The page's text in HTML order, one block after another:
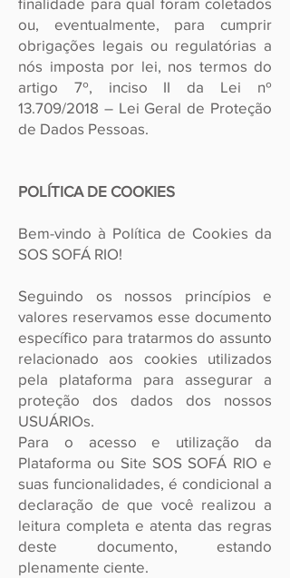
ou, eventualmente, para cumprir
obrigações legais ou regulatórias a
nós imposta por lei, nos termos do
artigo 7º, inciso II da Lei nº
13.709/2018 – Lei Geral de Proteção
de Dados Pessoas.
POLÍTICA DE COOKIES
Bem-vindo à Política de Cookies da
SOS SOFÁ RIO!
Seguindo os nossos princípios e
valores reservamos esse documento
específico para tratarmos do assunto
relacionado aos cookies utilizados
pela plataforma para assegurar a
proteção dos dados dos nossos
USUÁRIOs.
Para o acesso e utilização da
Plataforma ou Site SOS SOFÁ RIO e
suas funcionalidades, é condicional a
declaração de que você realizou a
leitura completa e atenta das regras
deste documento, estando
plenamente ciente.